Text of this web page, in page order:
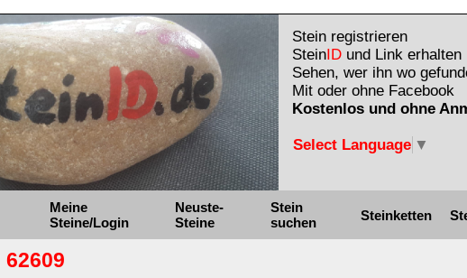
Stein registrieren
SteinID und Link erhalten
Sehen, wer ihn wo
Mit oder ohne Facebook
Kostenlos und ohne
Select Language ▼
Meine
Steine/Login
Neuste-
Steine
Stein
suchen
Steinketten
62609